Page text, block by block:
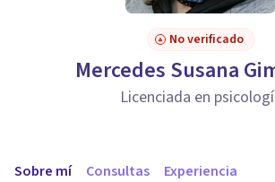
No verificado
Mercedes Susana
Licenciada en
Sobre mí Consultas Experiencia